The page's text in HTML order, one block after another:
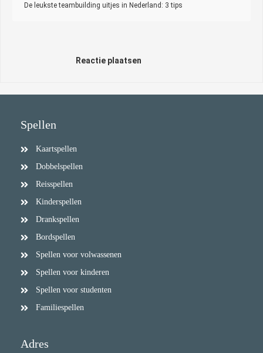
De leukste teambuilding uitjes in Nederland: 3 tips
Reactie plaatsen
Spellen
Kaartspellen
Dobbelspellen
Reisspellen
Kinderspellen
Drankspellen
Bordspellen
Spellen voor volwassenen
Spellen voor kinderen
Spellen voor studenten
Familiespellen
Adres